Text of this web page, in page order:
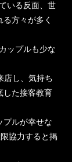
いる反面、世
方々が多く
ップルも少な
店し、気持ち
した接客教育
プルが幸せな
協力すると掲